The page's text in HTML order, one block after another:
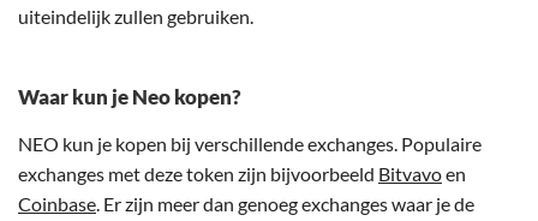
uiteindelijk zullen gebruiken.
Waar kun je Neo kopen?
NEO kun je kopen bij verschillende exchanges. Populaire
exchanges met deze token zijn bijvoorbeeld Bitvavoen
Coinbase. Er zijn meer dan genoeg exchanges waar je de